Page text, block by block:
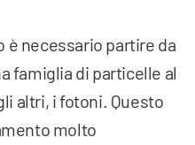
necessario partire da
famiglia di particelle al
altri, i fotoni. Questo
molto